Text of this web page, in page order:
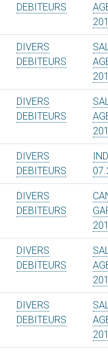
DEBITEURS
DIVERS
DEBITEURS
DIVERS
DEBITEURS
DIVERS
DEBITEURS
DIVERS
DEBITEURS
DIVERS
DEBITEURS
DIVERS
DEBITEURS